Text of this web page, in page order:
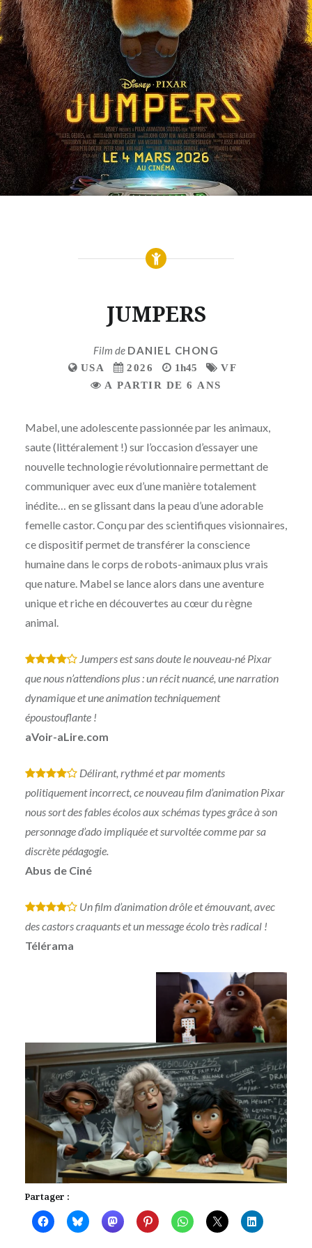
JUMPERS
Film de DANIEL CHONG
USA 2026 1h45
VF
A PARTIR DE 6 ANS
Mabel, une adolescente passionnée par les animaux,
saute (littéralement !) sur l’occasion d’essayer une
nouvelle technologie révolutionnaire permettant de
communiquer avec eux d’une manière totalement
inédite… en se glissant dans la peau d’une adorable
femelle castor. Conçu par des scientifiques visionnaires,
ce dispositif permet de transférer la conscience
humaine dans le corps de robots-animaux plus vrais
que nature. Mabel se lance alors dans une aventure
unique et riche en découvertes au cœur du règne
animal.
* * * *
Jumpers est sans doute le nouveau-né Pixar
que nous n’attendions plus : un récit nuancé, une narration
dynamique et une animation techniquement
époustouflante !
aVoir-aLire.com
* * * *
Délirant, rythmé et par moments
politiquement incorrect, ce nouveau film d’animation Pixar
nous sort des fables écolos aux schémas types grâce à son
personnage d’ado impliquée et survoltée comme par sa
discrète pédagogie.
Abus de Ciné
* * * *
Un film d’animation drôle et émouvant, avec
des castors craquants et un message écolo très radical !
Télérama
Partager :